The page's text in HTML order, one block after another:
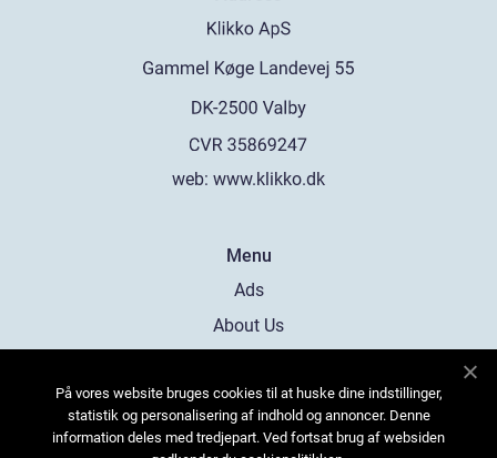
web: www.klikko.dk
Menu
Ads
About Us
Contact
Sitemap
På vores website bruges cookies til at huske dine indstillinger,
statistik og personalisering af indhold og annoncer. Denne
information deles med tredjepart. Ved fortsat brug af websiden